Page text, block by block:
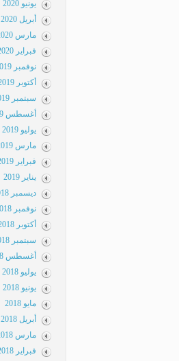
يونيو 2020
أبريل 2020
مارس 2020
فبراير 2020
نوفمبر 2019
أكتوبر 2019
سبتمبر 2019
أغسطس 2019
يوليو 2019
مارس 2019
فبراير 2019
يناير 2019
ديسمبر 2018
نوفمبر 2018
أكتوبر 2018
سبتمبر 2018
أغسطس 2018
يوليو 2018
يونيو 2018
مايو 2018
أبريل 2018
مارس 2018
فبراير 2018